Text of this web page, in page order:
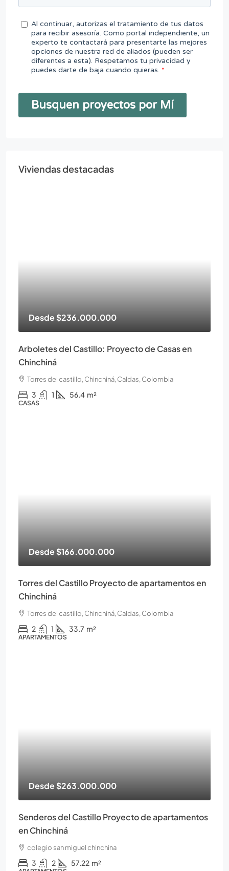
Viviendas destacadas
Desde$236.000.000
Arboletes del Castillo: Proyecto de Casas en
Chinchiná
Torres del castillo, Chinchiná, Caldas, Colombia
3 1 56.4 m²
CASAS
Desde$166.000.000
Torres del Castillo Proyecto de apartamentos en
Chinchiná
Torres del castillo, Chinchiná, Caldas, Colombia
2 1 33.7 m²
APARTAMENTOS
Desde$263.000.000
Senderos del Castillo Proyecto de apartamentos
en Chinchiná
colegio san miguel chinchina
3 2 57.22 m²